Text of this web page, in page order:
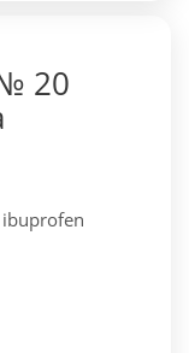
20
ibuprofen